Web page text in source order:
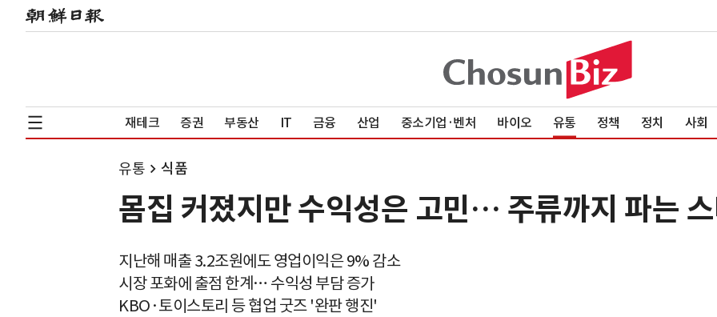
재테크 증권 부동산 IT 금융 산업 중소기업·벤처 바이오 유통 정책 정치 사회
유통 식품
몸집 커졌지만 수익성은 고민… 주류까지 파는
지난해 매출 3.2조원에도 영업이익은 9% 감소
시장 포화에 출점 한계… 수익성 부담 증가
KBO·토이스토리 등 협업 굿즈 '완판 행진'